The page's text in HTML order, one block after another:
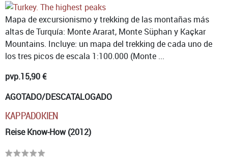
Mapa de excursionismo y trekking de las montañas más
altas de Turquía: Monte Ararat, Monte Süphan y Kaçkar
Mountains. Incluye: un mapa del trekking de cada uno de
los tres picos de escala 1:100.000 (Monte ...
pvp.15,90 €
AGOTADO/DESCATALOGADO
KAPPADOKIEN
Reise Know-How (2012)